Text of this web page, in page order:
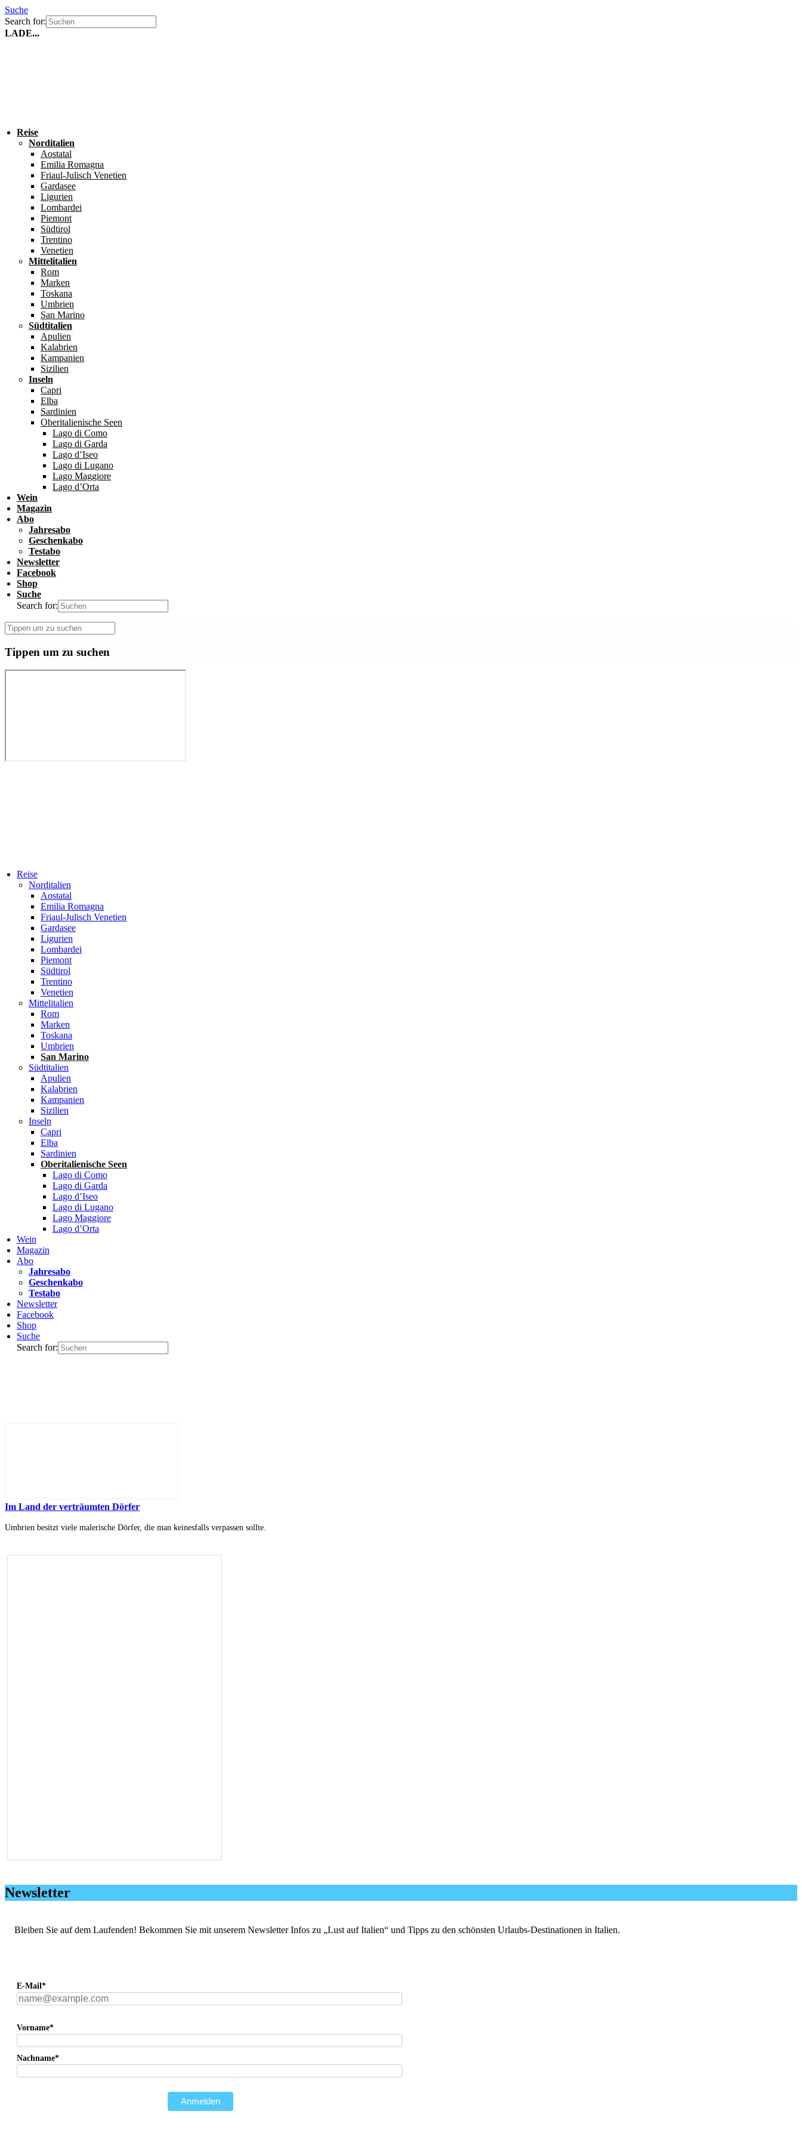
Suche
Search for:
LADE...
Reise
Norditalien
Aostatal
Emilia Romagna
Friaul-Julisch Venetien
Gardasee
Ligurien
Lombardei
Piemont
Südtirol
Trentino
Venetien
Mittelitalien
Rom
Marken
Toskana
Umbrien
San Marino
Südtitalien
Apulien
Kalabrien
Kampanien
Sizilien
Inseln
Capri
Elba
Sardinien
Oberitalienische Seen
Lago di Como
Lago di Garda
Lago d’Iseo
Lago di Lugano
Lago Maggiore
Lago d’Orta
Wein
Magazin
Abo
Jahresabo
Geschenkabo
Testabo
Newsletter
Facebook
Shop
Suche
Search for:
Tippen um zu suchen
Reise
Norditalien
Aostatal
Emilia Romagna
Friaul-Julisch Venetien
Gardasee
Ligurien
Lombardei
Piemont
Südtirol
Trentino
Venetien
Mittelitalien
Rom
Marken
Toskana
Umbrien
San Marino
Südtitalien
Apulien
Kalabrien
Kampanien
Sizilien
Inseln
Capri
Elba
Sardinien
Oberitalienische Seen
Lago di Como
Lago di Garda
Lago d’Iseo
Lago di Lugano
Lago Maggiore
Lago d’Orta
Wein
Magazin
Abo
Jahresabo
Geschenkabo
Testabo
Newsletter
Facebook
Shop
Suche
Search for:
Im Land der verträumten Dörfer
Umbrien besitzt viele malerische Dörfer, die man keinesfalls verpassen sollte.
Newsletter
Bleiben Sie auf dem Laufenden! Bekommen Sie mit unserem Newsletter Infos zu „Lust auf Italien“ und Tipps zu den schönsten Urlaubs-Destinationen in Italien.
E-Mail*
Vorname*
Nachname*
Anmelden